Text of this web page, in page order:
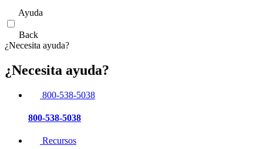
Ayuda
Back
¿Necesita ayuda?
¿Necesita ayuda?
800-538-5038
800-538-5038
Recursos